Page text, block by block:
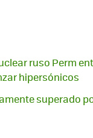
ruso Perm
hipersónicos
superado